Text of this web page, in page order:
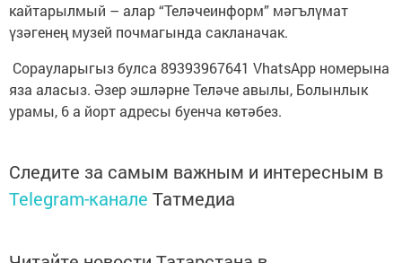
кайтарылмый – алар “Теләчеинформ” мәгълүмат
үзәгенең музей почмагында сакланачак.
Сорауларыгыз булса 89393967641 VhatsApp номерына
яза аласыз. Әзер эшләрне Теләче авылы, Болынлык
урамы, 6 а йорт адресы буенча көтәбез.
Следите за самым важным и интересным в
Telegram-канале Татмедиа